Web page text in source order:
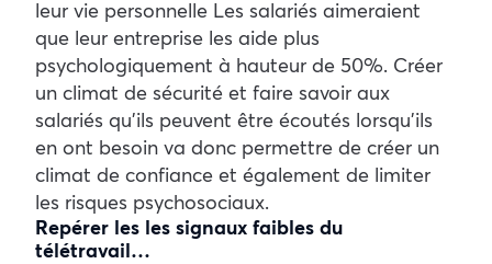
leur vie personnelle Les salariés aimeraient
que leur entreprise les aide plus
psychologiquement à hauteur de 50%. Créer
un climat de sécurité et faire savoir aux
salariés qu’ils peuvent être écoutés lorsqu’ils
en ont besoin va donc permettre de créer un
climat de confiance et également de limiter
les risques psychosociaux.
Repérer les les signaux faibles du
télétravail…